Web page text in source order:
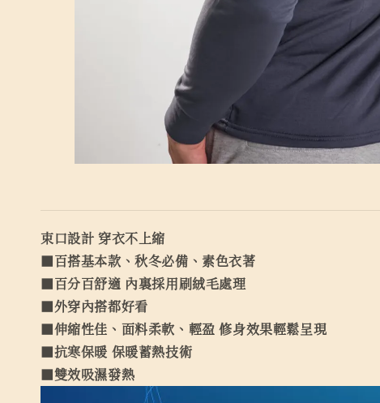
束口設計 穿衣不上縮
■百搭基本款、秋冬必備、素色衣著
■百分百舒適 內裏採用刷絨毛處理
■外穿內搭都好看
■伸縮性佳、面料柔軟、輕盈 修身效果輕鬆呈現
■抗寒保暖 保暖蓄熱技術
■雙效吸濕發熱